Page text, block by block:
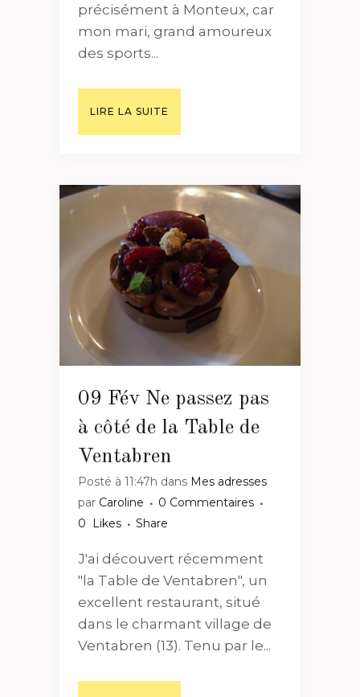
précisément à Monteux, car
mon mari, grand amoureux
des sports...
LIRE LA SUITE
09 Fév Ne passez pas
à côté de la Table de
Ventabren
Posté à 11:47h dans Mes adresses
par Caroline
0 Commentaires
0
Likes Share
J'ai découvert récemment
"la Table de Ventabren", un
excellent restaurant, situé
dans le charmant village de
Ventabren (13). Tenu par le...